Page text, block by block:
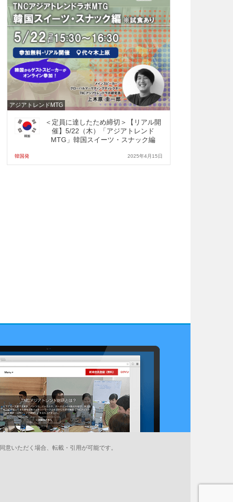
アジアトレンドMTG
＜定員に達したため締切＞【リアル開
催】5/22（木）「アジアトレンド
MTG」韓国スイーツ・スナック編
韓国発 2025年4月15日
いただく場合、転載・引用が可能です。